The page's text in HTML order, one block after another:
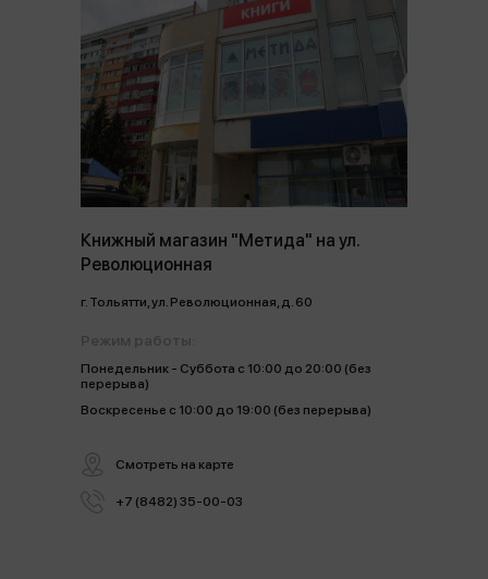
Книжный магазин "Метида" на ул.
Революционная
г. Тольятти, ул. Революционная, д. 60
Понедельник - Суббота с 10:00 до 20:00 (без
перерыва)
Воскресенье с 10:00 до 19:00 (без перерыва)
Смотреть на карте
+7 (8482) 35-00-03